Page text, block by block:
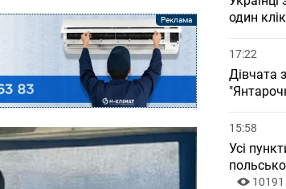
один
17:22
Дівчата
15:58
Усі
10191